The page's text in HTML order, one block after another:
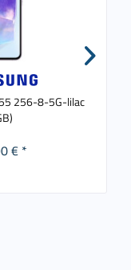
256-8-5G-lilac
€ *